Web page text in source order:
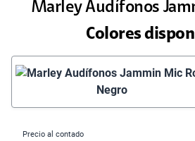
Marley Audífonos
Colores
Negro
Precio al contado